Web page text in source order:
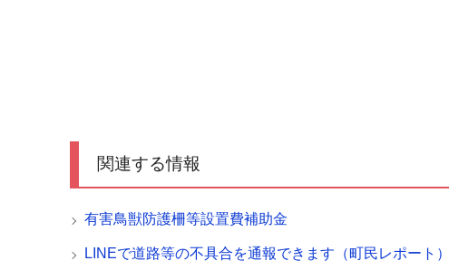
関連する情報
有害鳥獣防護柵等設置費補助金
LINEで道路等の不具合を通報できます（町民レポート）